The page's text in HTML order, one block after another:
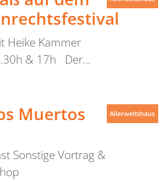
Heike Kammer
& 17h Der…
Muertos
Sonstige Vortrag &
Allerweltshaus